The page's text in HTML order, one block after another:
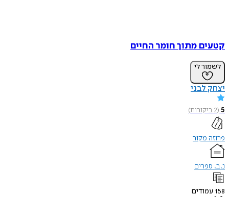
קטעים מתוך חומר החיים
לשמור לי
יצחק לבני
5
(
2ביקורות)
פרוזה מקור
נ.ב. ספרים
158עמודים